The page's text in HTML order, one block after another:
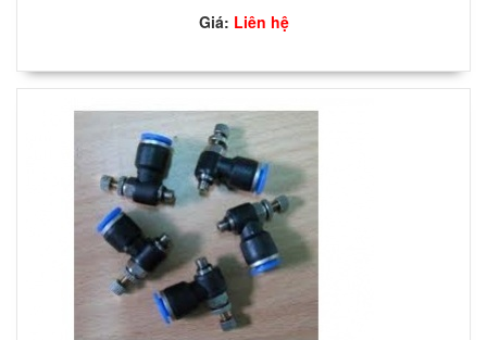
Giá: Liên hệ